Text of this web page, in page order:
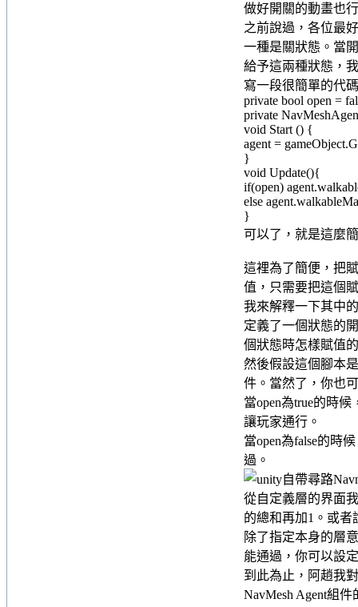
做好開關的動畫也
之前說過，各位最
一種是關狀態。當
給予這兩種狀態，
寫一段很簡單的代
private bool open =
private
void Start () {
agent =
}
void Update(){
if(open)
else
}
可以了，就是這麼
這裡為了簡便，把
值，只需要把這個
我來解釋一下其中
定義了一個狀態的
個狀態時怎樣賦值
然後假設這個腳本
件。當然了，你也
當open為true的時
讓玩家通行。
當open為false的時
過。
從自定義層的界面
的總和再加1。或者
除了指定本身的層
能通過，你可以設
到此為止，阿趙我
NavMesh Agent組